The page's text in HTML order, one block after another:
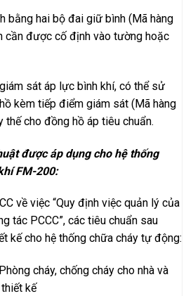
bằng hai bộ đai giữ bình (Mã hàng
cần được cố định vào tường hoặc
sát áp lực bình khí, có thể sử
kèm tiếp điểm giám sát (Mã hàng
thế cho đồng hồ áp tiêu chuẩn.
được áp dụng cho hệ thống
FM-200:
về việc “Quy định việc quản lý của
tác PCCC”, các tiêu chuẩn sau
kế cho hệ thống chữa cháy tự động:
cháy, chống cháy cho nhà và
kế